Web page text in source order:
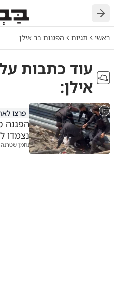
חזרה
ראשי תגיות הפגנות בר אילן
עוד כתבות
אילן:
פרצו
הפגנה
נצמדו
נחמן